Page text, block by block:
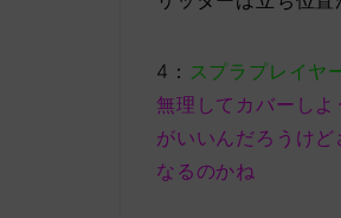
4： スプラプレイヤ
無理してカバーし
がいいんだろうけ
なるのかね